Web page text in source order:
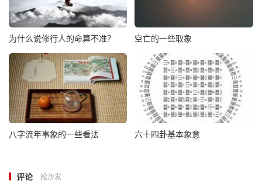
为什么说修行人的命算不准？ 空亡的一些取象
八字流年事象的一些看法 六十四卦基本象意
评论 抢沙发